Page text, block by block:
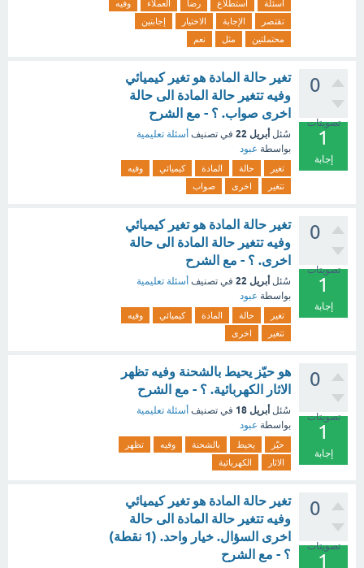
أسئلة استطلاع رضا العملاء
وفيه
تقتصر
الإجابة الاختيار
إجابتين
محتملتين
مثل نعم
0
تصويتات
1
إجابة
تغير حالة المادة هو تغير كيميائي
وفيه تتغير حالة المادة الى حالة
اخرى صواب. ؟ - مع الشرح
سُئل أبريل 22 في تصنيف أسئلة تعليمية
بواسطة عبود
تغير حالة المادة كيميائي
وفيه
تتغير
اخرى صواب
0
تصويتات
1
إجابة
تغير حالة المادة هو تغير كيميائي
وفيه تتغير حالة المادة الى حالة
اخرى. ؟ - مع الشرح
سُئل أبريل 22 في تصنيف أسئلة تعليمية
بواسطة عبود
تغير حالة المادة كيميائي
وفيه
تتغير
اخرى
0
تصويتات
1
إجابة
هو حيّز يحيط بالشحنة وفيه تظهر
الاثار الكهربائية. ؟ - مع الشرح
سُئل أبريل 18 في تصنيف أسئلة تعليمية
بواسطة عبود
حيّز يحيط بالشحنة وفيه
تظهر
الاثار
الكهربائية
0
تصويتات
1
تغير حالة المادة هو تغير كيميائي
وفيه تتغير حالة المادة الى حالة
اخرى السؤال. خيار واحد. (1 نقطة)
؟ - مع الشرح